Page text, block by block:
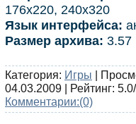
176x220, 240x320
Язык интерфейса:
Размер архива: 3.57
Категория: Игры |
04.03.2009 | Рейтинг:
Комментарии:(0)